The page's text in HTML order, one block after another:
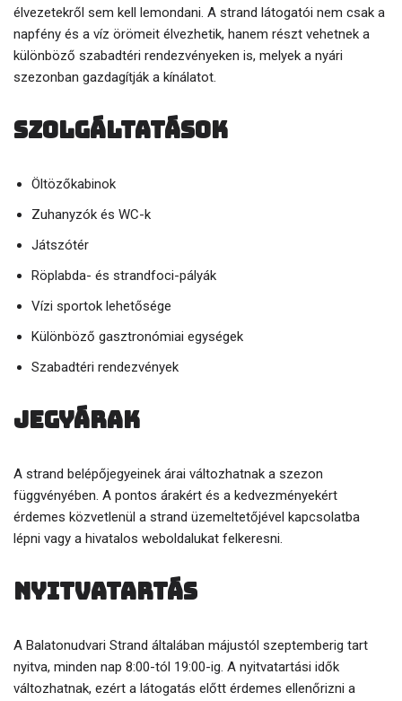
élvezetekről sem kell lemondani. A strand látogatói nem csak a
napfény és a víz örömeit élvezhetik, hanem részt vehetnek a
különböző szabadtéri rendezvényeken is, melyek a nyári
szezonban gazdagítják a kínálatot.
Szolgáltatások
Öltözőkabinok
Zuhanyzók és WC-k
Játszótér
Röplabda- és strandfoci-pályák
Vízi sportok lehetősége
Különböző gasztronómiai egységek
Szabadtéri rendezvények
Jegyárak
A strand belépőjegyeinek árai változhatnak a szezon
függvényében. A pontos árakért és a kedvezményekért
érdemes közvetlenül a strand üzemeltetőjével kapcsolatba
lépni vagy a hivatalos weboldalukat felkeresni.
Nyitvatartás
A Balatonudvari Strand általában májustól szeptemberig tart
nyitva, minden nap 8:00-tól 19:00-ig. A nyitvatartási idők
változhatnak, ezért a látogatás előtt érdemes ellenőrizni a